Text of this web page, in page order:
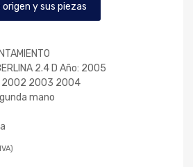
y sus piezas
2.4 D Año: 2005
2002 2003 2004
mano